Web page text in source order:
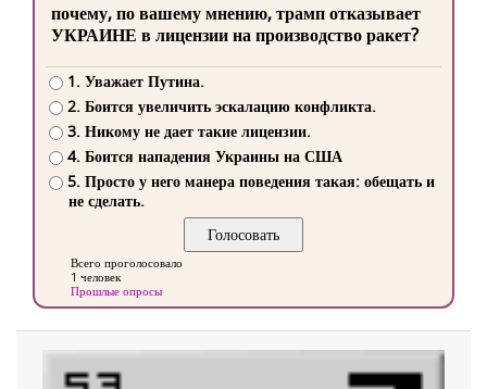
почему, по вашему мнению, трамп отказывает
УКРАИНЕ в лицензии на производство ракет?
1. Уважает Путина.
2. Боится увеличить эскалацию конфликта.
3. Никому не дает такие лицензии.
4. Боится нападения Украины на США
5. Просто у него манера поведения такая: обещать и
не сделать.
Всего проголосовало
1 человек
Прошлые опросы